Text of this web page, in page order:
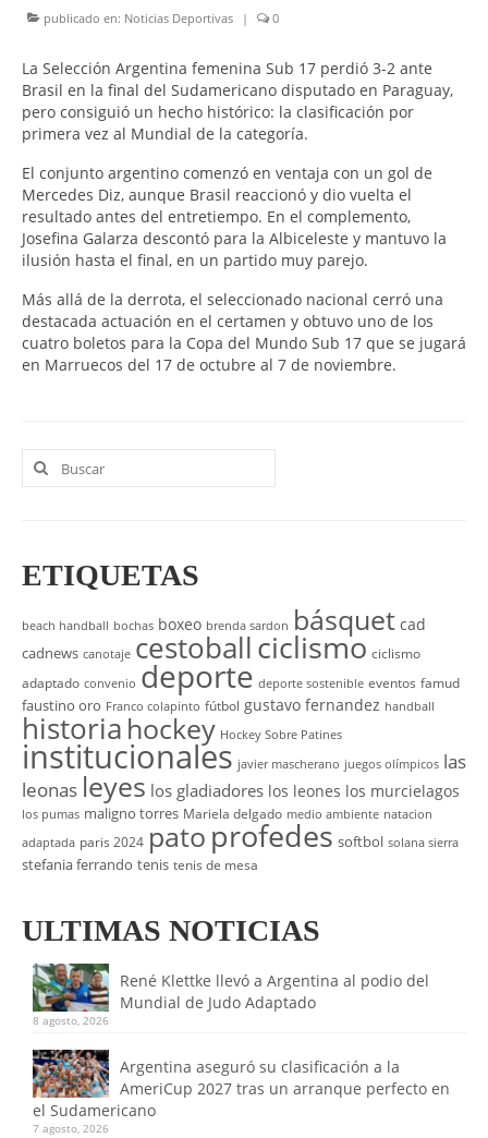
publicado en: Noticias Deportivas | 0
La Selección Argentina femenina Sub 17 perdió 3-2 ante
Brasil en la final del Sudamericano disputado en Paraguay,
pero consiguió un hecho histórico: la clasificación por
primera vez al Mundial de la categoría.
El conjunto argentino comenzó en ventaja con un gol de
Mercedes Diz, aunque Brasil reaccionó y dio vuelta el
resultado antes del entretiempo. En el complemento,
Josefina Galarza descontó para la Albiceleste y mantuvo la
ilusión hasta el final, en un partido muy parejo.
Más allá de la derrota, el seleccionado nacional cerró una
destacada actuación en el certamen y obtuvo uno de los
cuatro boletos para la Copa del Mundo Sub 17 que se jugará
en Marruecos del 17 de octubre al 7 de noviembre.
Buscar
por:
ETIQUETAS
beach handball bochas boxeo brenda sardon básquet cad
cadnews canotaje cestoballciclismo ciclismo
adaptado convenio deporte deporte sostenible eventos famud
faustino oro Franco colapinto fútbol gustavo fernandez handball
historia hockey Hockey Sobre Patines
institucionales javier mascherano juegos olímpicos las
leonas leyes los gladiadores los leones los murcielagos
los pumas maligno torres Mariela delgado medio ambiente natacion
adaptada paris 2024 pato profedes softbol solana sierra
stefania ferrando tenis tenis de mesa
ULTIMAS NOTICIAS
René Klettke llevó a Argentina al podio del
Mundial de Judo Adaptado
8 agosto, 2026
Argentina aseguró su clasificación a la
AmeriCup 2027 tras un arranque perfecto en
el Sudamericano
7 agosto, 2026